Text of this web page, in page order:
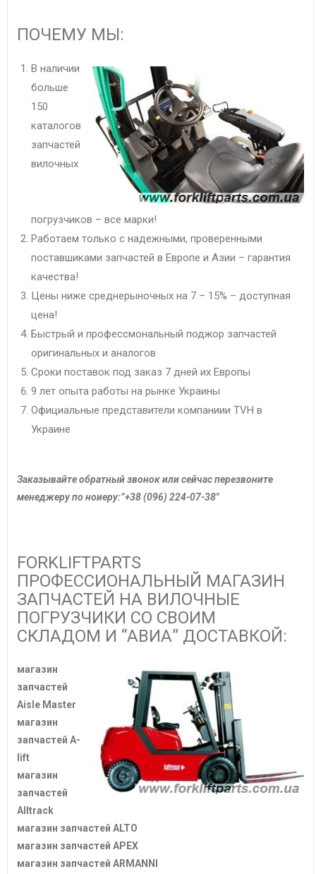
ПОЧЕМУ МЫ:
В наличии
больше
150
каталогов
запчастей
вилочных
погрузчиков – все марки!
Работаем только с надежными, проверенными
поставшиками запчастей в Европе и Азии – гарантия
качества!
Цены ниже среднерыночных на 7 – 15% – доступная
цена!
Быстрый и профессмональный поджор запчастей
оригинальных и аналогов
Сроки поставок под заказ 7 дней их Европы
9 лет опыта работы на рынке Украины
Официальные представители компаниии TVH в
Украине
Заказывайте обратный звонок или сейчас перезвоните
менеджеру по ноиеру:”+38 (096) 224-07-38″
FORKLIFTPARTS
ПРОФЕССИОНАЛЬНЫЙ МАГАЗИН
ЗАПЧАСТЕЙ НА ВИЛОЧНЫЕ
ПОГРУЗЧИКИ СО СВОИМ
СКЛАДОМ И “АВИА” ДОСТАВКОЙ:
магазин
запчастей
Aisle Master
магазин
запчастей A-
lift
магазин
запчастей
Alltrack
магазин запчастей ALTO
магазин запчастей APEX
магазин запчастей ARMANNI